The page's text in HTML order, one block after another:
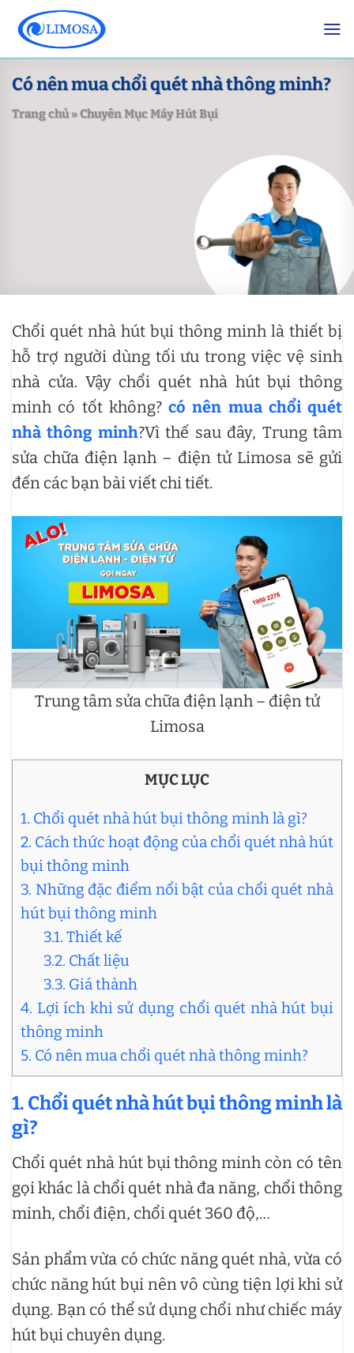
content
Có nên mua chổi quét nhà thông minh?
Trang chủ»Chuyên Mục Máy Hút Bụi
Chổi quét nhà hút bụi thông minh là thiết bị
hỗ trợ người dùng tối ưu trong việc vệ sinh
nhà cửa. Vậy chổi quét nhà hút bụi thông
minh có tốt không? có nên mua chổi quét
nhà thông minh?Vì thế sau đây, Trung tâm
sửa chữa điện lạnh – điện tử Limosa sẽ gửi
đến các bạn bài viết chi tiết.
Trung tâm sửa chữa điện lạnh – điện tử
Limosa
MỤC LỤC
1. Chổi quét nhà hút bụi thông minh là gì?
2. Cách thức hoạt động của chổi quét nhà hút
bụi thông minh
3. Những đặc điểm nổi bật của chổi quét nhà
hút bụi thông minh
3.1. Thiết kế
3.2. Chất liệu
3.3. Giá thành
4. Lợi ích khi sử dụng chổi quét nhà hút bụi
thông minh
5. Có nên mua chổi quét nhà thông minh?
1. Chổi quét nhà hút bụi thông minh là
gì?
Chổi quét nhà hút bụi thông minh còn có tên
gọi khác là chổi quét nhà đa năng, chổi thông
minh, chổi điện, chổi quét 360 độ,…
Sản phẩm vừa có chức năng quét nhà, vừa có
chức năng hút bụi nên vô cùng tiện lợi khi sử
dụng. Bạn có thể sử dụng chổi như chiếc máy
hút bụi chuyên dụng.